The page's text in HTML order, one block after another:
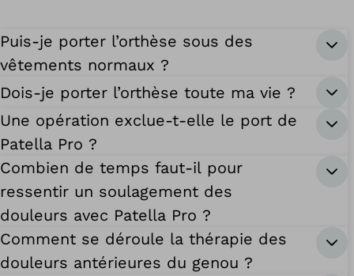
Puis-je porter l’orthèse sous des
vêtements normaux ?
Dois-je porter l’orthèse toute ma vie ?
Une opération exclue-t-elle le port de
Patella Pro ?
Combien de temps faut-il pour
ressentir un soulagement des
douleurs avec Patella Pro ?
Comment se déroule la thérapie des
douleurs antérieures du genou ?